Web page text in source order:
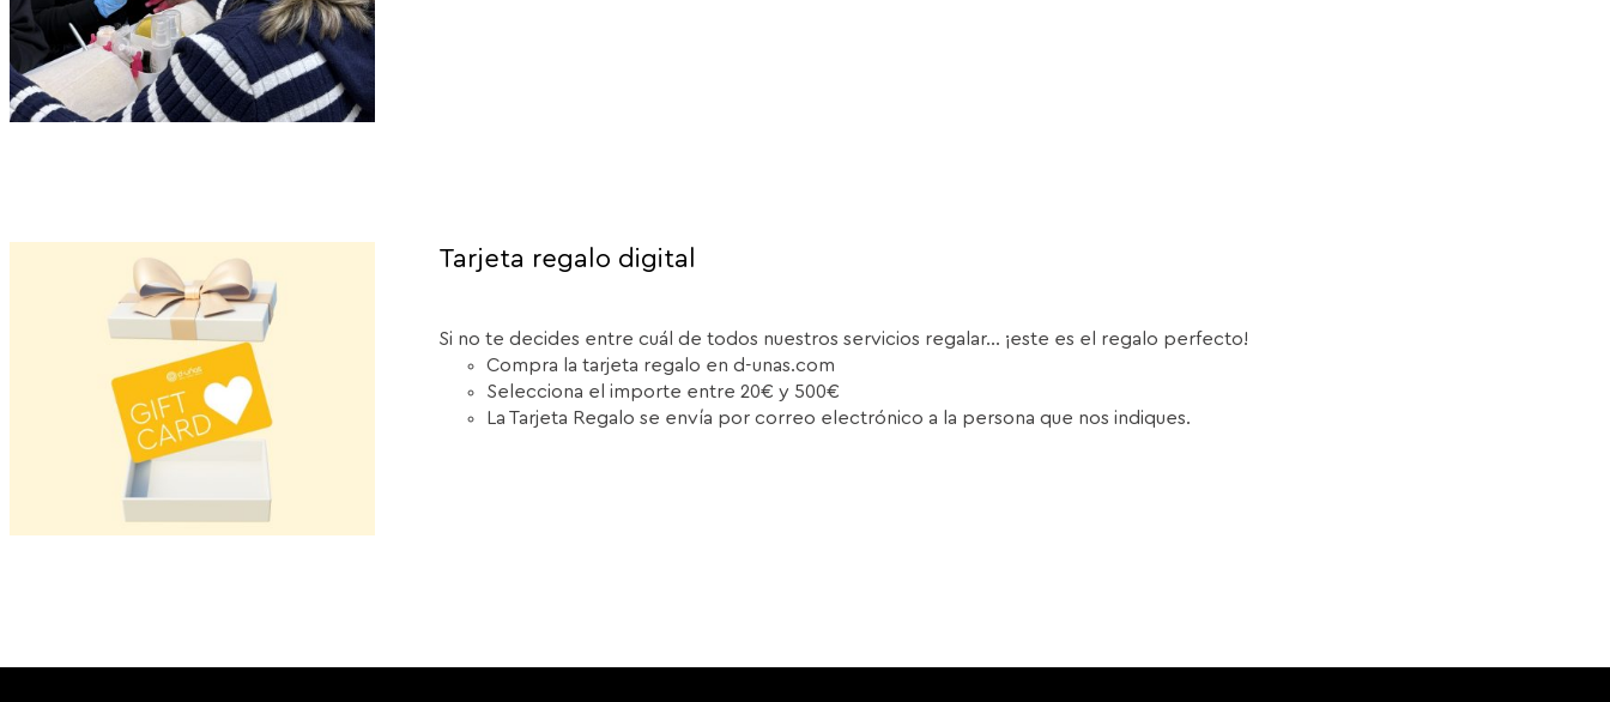
Tarjeta regalo digital
Si no te decides entre cuál de todos nuestros servicios regalar... ¡este es el regalo perfecto!
Compra la tarjeta regalo en d-unas.com
Selecciona el importe entre 20€ y 500€
La Tarjeta Regalo se envía por correo electrónico a la persona que nos indiques.